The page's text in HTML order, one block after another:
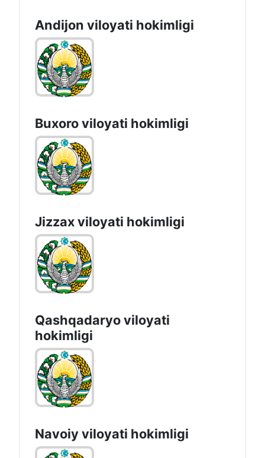
Andijon vilоyati hоkimligi
Buxoro viloyati hokimligi
Jizzах vilоyati hоkimligi
Qashqadaryo viloyati
hоkimligi
Navoiy vilоyati hоkimligi